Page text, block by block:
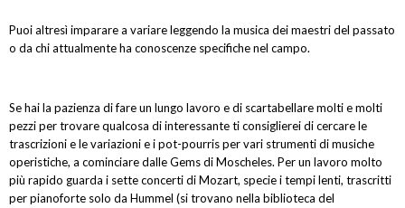
Puoi altresì imparare a variare leggendo la musica dei maestri del passato
o da chi attualmente ha conoscenze specifiche nel campo.
Se hai la pazienza di fare un lungo lavoro e di scartabellare molti e molti
pezzi per trovare qualcosa di interessante ti consiglierei di cercare le
trascrizioni e le variazioni e i pot-pourris per vari strumenti di musiche
operistiche, a cominciare dalle Gems di Moscheles. Per un lavoro molto
più rapido guarda i sette concerti di Mozart, specie i tempi lenti, trascritti
per pianoforte solo da Hummel (si trovano nella biblioteca del